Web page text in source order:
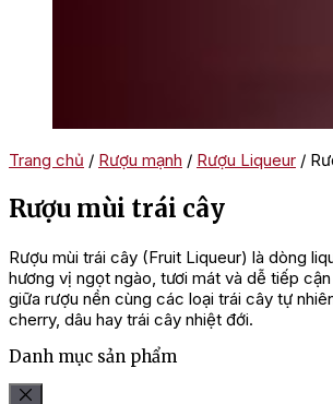
Trang chủ / Rượu mạnh / Rượu Liqueur /
Rượu mùi trái cây
Rượu mùi trái cây (Fruit Liqueur) là dòng
hương vị ngọt ngào, tươi mát và dễ tiếp
giữa rượu nền cùng các loại trái cây tự
cherry, dâu hay trái cây nhiệt đới.
Danh mục sản phẩm